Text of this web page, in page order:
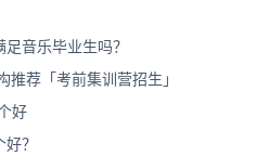
音乐毕业生吗？
荐「考前集训营招生」
好
？